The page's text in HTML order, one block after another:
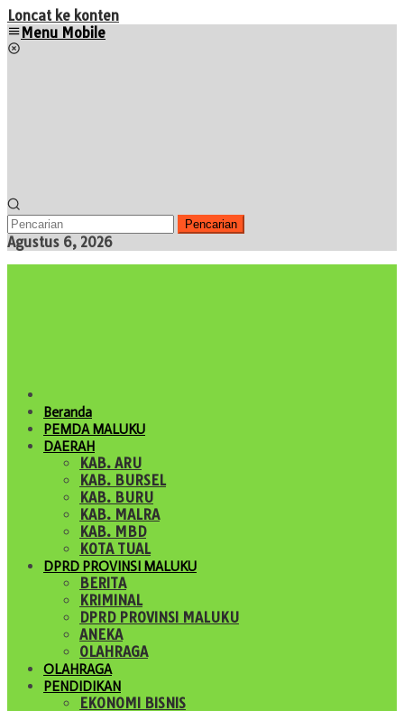
Loncat ke konten
Menu Mobile
Pencarian
Agustus 6, 2026
Beranda
PEMDA MALUKU
DAERAH
KAB. ARU
KAB. BURSEL
KAB. BURU
KAB. MALRA
KAB. MBD
KOTA TUAL
DPRD PROVINSI MALUKU
BERITA
KRIMINAL
DPRD PROVINSI MALUKU
ANEKA
OLAHRAGA
OLAHRAGA
PENDIDIKAN
EKONOMI BISNIS